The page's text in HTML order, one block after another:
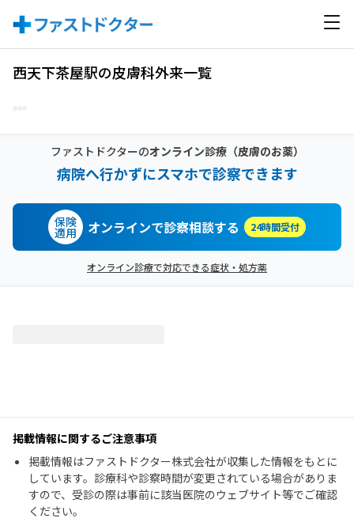
西天下茶屋駅の皮膚科外来一覧
ファストドクターのオンライン診療（皮膚のお薬）
病院へ行かずにスマホで診察できます
保険
適用 オンラインで診察相談する 24時間受付
オンライン診療で対応できる症状・処方薬
掲載情報に関するご注意事項
掲載情報はファストドクター株式会社が収集した情報をもとに
しています。診療科や診察時間が変更されている場合がありま
すので、受診の際は事前に該当医院のウェブサイト等でご確認
ください。